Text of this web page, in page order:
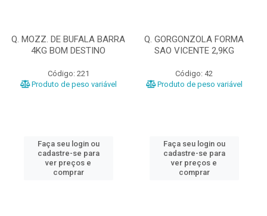
Q. MOZZ. DE BUFALA BARRA
4KG BOM DESTINO
Código: 221
Produto de peso variável
Faça seu login ou
cadastre-se para
ver preços e
comprar
Q. GORGONZOLA FORMA
SAO VICENTE 2,9KG
Código: 42
Produto de peso variável
Faça seu login ou
cadastre-se para
ver preços e
comprar